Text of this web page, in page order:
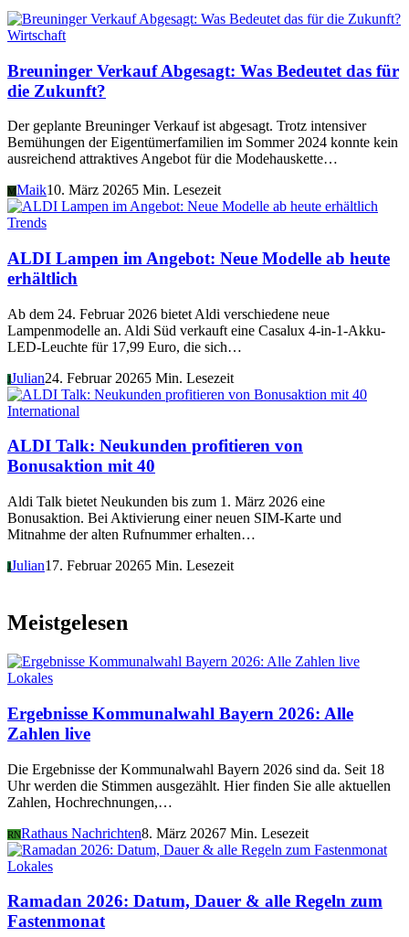
Wirtschaft
Breuninger Verkauf Abgesagt: Was Bedeutet das für
die Zukunft?
Der geplante Breuninger Verkauf ist abgesagt. Trotz intensiver
Bemühungen der Eigentümerfamilien im Sommer 2024 konnte kein
ausreichend attraktives Angebot für die Modehauskette…
M Maik10. März 20265 Min. Lesezeit
Trends
ALDI Lampen im Angebot: Neue Modelle ab heute
erhältlich
Ab dem 24. Februar 2026 bietet Aldi verschiedene neue
Lampenmodelle an. Aldi Süd verkauft eine Casalux 4-in-1-Akku-
LED-Leuchte für 17,99 Euro, die sich…
JJulian24. Februar 20265 Min. Lesezeit
International
ALDI Talk: Neukunden profitieren von
Bonusaktion mit 40
Aldi Talk bietet Neukunden bis zum 1. März 2026 eine
Bonusaktion. Bei Aktivierung einer neuen SIM-Karte und
Mitnahme der alten Rufnummer erhalten…
JJulian17. Februar 20265 Min. Lesezeit
Meistgelesen
Lokales
Ergebnisse Kommunalwahl Bayern 2026: Alle
Zahlen live
Die Ergebnisse der Kommunalwahl Bayern 2026 sind da. Seit 18
Uhr werden die Stimmen ausgezählt. Hier finden Sie alle aktuellen
Zahlen, Hochrechnungen,…
RNRathaus Nachrichten8. März 20267 Min. Lesezeit
Lokales
Ramadan 2026: Datum, Dauer & alle Regeln zum
Fastenmonat